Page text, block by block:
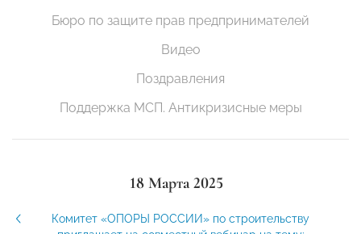
Бюро по защите прав предпринимателей
Видео
Поздравления
Поддержка МСП. Антикризисные меры
18 Марта 2025
Комитет «ОПОРЫ РОССИИ» по строительству